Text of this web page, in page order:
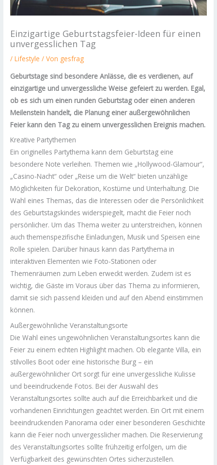
Einzigartige Geburtstagsfeier-Ideen für einen
unvergesslichen Tag
/Lifestyle / Von gesfrag
Geburtstage sind besondere Anlässe, die es verdienen, auf
einzigartige und unvergessliche Weise gefeiert zu werden. Egal,
ob es sich um einen runden Geburtstag oder einen anderen
Meilenstein handelt, die Planung einer außergewöhnlichen
Feier kann den Tag zu einem unvergesslichen Ereignis machen.
Kreative Partythemen
Ein originelles Partythema kann dem Geburtstag eine
besondere Note verleihen. Themen wie „Hollywood-Glamour“,
„Casino-Nacht“ oder „Reise um die Welt“ bieten unzählige
Möglichkeiten für Dekoration, Kostüme und Unterhaltung. Die
Wahl eines Themas, das die Interessen oder die Persönlichkeit
des Geburtstagskindes widerspiegelt, macht die Feier noch
persönlicher. Um das Thema weiter zu unterstreichen, können
auch themenspezifische Einladungen, Musik und Speisen eine
Rolle spielen. Darüber hinaus kann das Partythema in
interaktiven Elementen wie Foto-Stationen oder
Themenräumen zum Leben erweckt werden. Zudem ist es
wichtig, die Gäste im Voraus über das Thema zu informieren,
damit sie sich passend kleiden und auf den Abend einstimmen
können.
Außergewöhnliche Veranstaltungsorte
Die Wahl eines ungewöhnlichen Veranstaltungsortes kann die
Feier zu einem echten Highlight machen. Ob elegante Villa, ein
stilvolles Boot oder eine historische Burg – ein
außergewöhnlicher Ort sorgt für eine unvergessliche Kulisse
und beeindruckende Fotos. Bei der Auswahl des
Veranstaltungsortes sollte auch auf die Erreichbarkeit und die
vorhandenen Einrichtungen geachtet werden. Ein Ort mit einem
beeindruckenden Panorama oder einer besonderen Geschichte
kann die Feier noch unvergesslicher machen. Die Reservierung
des Veranstaltungsortes sollte frühzeitig erfolgen, um die
Verfügbarkeit des gewünschten Ortes sicherzustellen.